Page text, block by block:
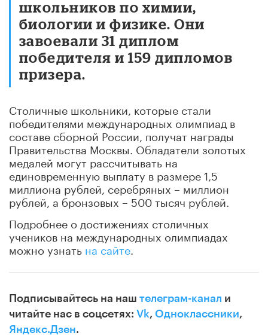
школьников по химии,
биологии и физике. Они
завоевали 31 диплом
победителя и 159 дипломов
призера.
Столичные школьники, которые стали
победителями международных олимпиад в
составе сборной России, получат награды
Правительства Москвы. Обладатели золотых
медалей могут рассчитывать на
единовременную выплату в размере 1,5
миллиона рублей, серебряных – миллион
рублей, а бронзовых – 500 тысяч рублей.
Подробнее о достижениях столичных
учеников на международных олимпиадах
можно узнать на сайте
Подписывайтесь на наш телеграм-канал и
читайте нас в соцсетях: Vk, Одноклассники,
Яндекс.Дзен.